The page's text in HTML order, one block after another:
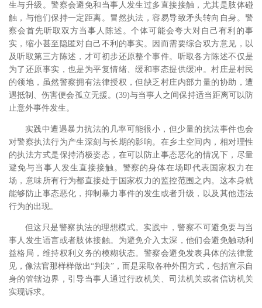
生与升级。警察会避免和当事人发生过多直接接触，尤其是肢体碰
触，与他们保持一定距离。冒然执法，容易导致矛头转向自身。警
察会首先听取双方当事人陈述。个体可能会夸大对自己有利的事
实，缩小甚至隐匿对自己不利的事实。因而需要综合双方意见，以
及听取第三方陈述，才可初步还原整个事件。听取各方陈述不仅是
为了还原事实，也是为平复情绪、缓和事态提供缓冲。村庄是村民
的领地，虽然警察拥有法律授权，但缺乏村庄内部力量的协助，遭
遇抵制、伤害便会孤立无援。(39)与当事人之间保持适当距离可以防
止意外事件发生。
实践中遭遇暴力抗法的几率可能很小，但少量的抗法事件也会
对警察执法行为产生深刻与长期的影响。在乡土空间内，相对理性
的执法方式是保持消极姿态，在可以防止事态恶化的情况下，尽量
避免与当事人发生直接接触。警察的身体在场即代表国家权力在
场，意味所有行为都直接处于国家权力的监控范围之内。这本身就
能够防止事态恶化，抑制暴力事件的发生或者升级，以及其他违法
行为的出现。
但这只是警察执法的理想模式。实践中，警察不可避免要与当
事人发生语言或者肢体接触。为避免介入太深，他们会避免触动利
益格局，维持权利义务的模糊状态。警察会避免发表具体的法律意
见，像法官那样样做出“判决”，而是采取各种外围方式，包括宣示自
身的管辖边界，引导当事人通过行政机关、司法机关或者信访机关
实现诉求。